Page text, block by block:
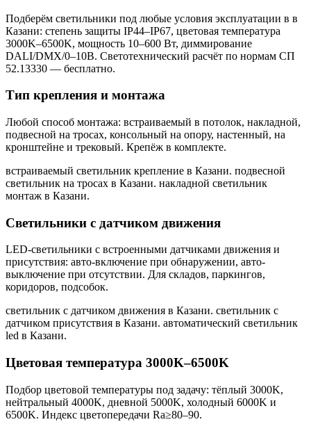
Подберём светильники под любые условия эксплуатации в в
Казани: степень защиты IP44–IP67, цветовая температура
3000K–6500K, мощность 10–600 Вт, диммирование
DALI/DMX/0–10В. Светотехнический расчёт по нормам СП
52.13330 — бесплатно.
Тип крепления и монтажа
Любой способ монтажа: встраиваемый в потолок, накладной,
подвесной на тросах, консольный на опору, настенный, на
кронштейне и трековый. Крепёж в комплекте.
встраиваемый светильник крепление в Казани. подвесной
светильник на тросах в Казани. накладной светильник
монтаж в Казани.
Светильники с датчиком движения
LED-светильники с встроенными датчиками движения и
присутствия: авто-включение при обнаружении, авто-
выключение при отсутствии. Для складов, паркингов,
коридоров, подсобок.
светильник с датчиком движения в Казани. светильник с
датчиком присутствия в Казани. автоматический светильник
led в Казани.
Цветовая температура 3000K–6500K
Подбор цветовой температуры под задачу: тёплый 3000K,
нейтральный 4000K, дневной 5000K, холодный 6000K и
6500K. Индекс цветопередачи Ra≥80–90.